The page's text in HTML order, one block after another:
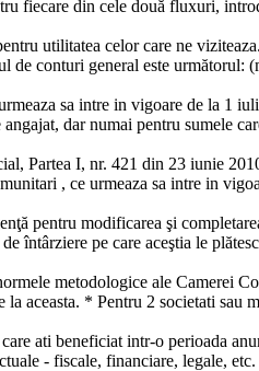
fiecare din cele două fluxuri,
utilitatea celor care ne
de conturi general este
sa intre in vigoare de la 1
dar numai pentru sumele
Partea I, nr. 421 din 23 iunie
, ce urmeaza sa intre in
pentru modificarea şi
întârziere pe care aceştia le
metodologice ale Camerei
aceasta. * Pentru 2 societati sau
ati beneficiat intr-o perioada
- fiscale, financiare, legale,